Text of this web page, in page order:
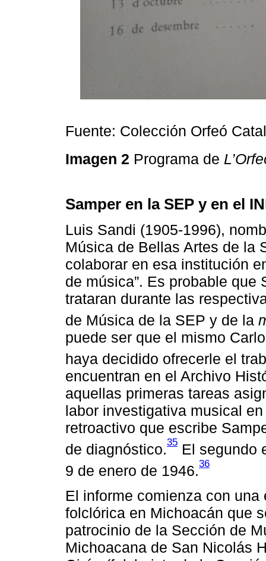
Fuente: Colección Orfeó
Imagen 2 Programa de
Samper en la SEP y en el
Luis Sandi (1905-1996),
Música de Bellas Artes de la
colaborar en esa institución
de música”. Es probable
trataran durante las
de Música de la SEP y de la
puede ser que el mismo
haya decidido ofrecerle el
encuentran en el Archivo
aquellas primeras tareas
labor investigativa musical
retroactivo que escribe
de diagnóstico.35 El segundo
9 de enero de 1946.36
El informe comienza con
folclórica en Michoacán que
patrocinio de la Sección de
Michoacana de San Nicolás